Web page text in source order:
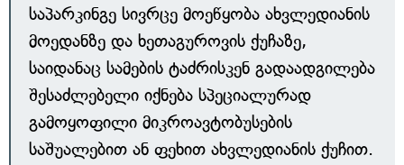
საპარკინგე სივრცე მოეწყობა ახვლედიანის
მოედანზე და ხეთაგუროვის ქუჩაზე,
საიდანაც სამების ტაძრისკენ გადაადგილება
შესაძლებელი იქნება სპეციალურად
გამოყოფილი მიკროავტობუსების
საშუალებით ან ფეხით ახვლედიანის ქუჩით.